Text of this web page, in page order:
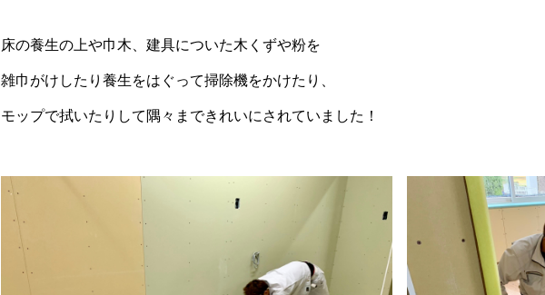
床の養生の上や巾木、建具についた木くずや粉を
雑巾がけしたり養生をはぐって掃除機をかけたり、
モップで拭いたりして隅々まできれいにされていました！